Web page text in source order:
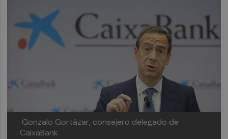
Gonzalo Gortázar, consejero delegado de
CaixaBank